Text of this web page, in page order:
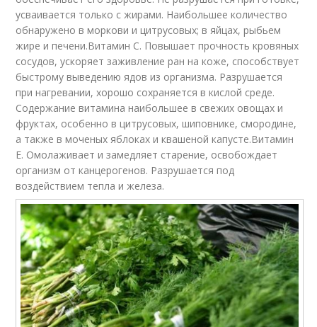
усваивается только с жирами. Наибольшее количество
обнаружено в моркови и цитрусовых; в яйцах, рыбьем
жире и печени.Витамин С. Повышает прочность кровяных
сосудов, ускоряет заживление ран на коже, способствует
быстрому выведению ядов из организма. Разрушается
при нагревании, хорошо сохраняется в кислой среде.
Содержание витамина наибольшее в свежих овощах и
фруктах, особенно в цитрусовых, шиповнике, смородине,
а также в моченых яблоках и квашеной капусте.Витамин
Е. Омолаживает и замедляет старение, освобождает
организм от канцерогенов. Разрушается под
воздействием тепла и железа.